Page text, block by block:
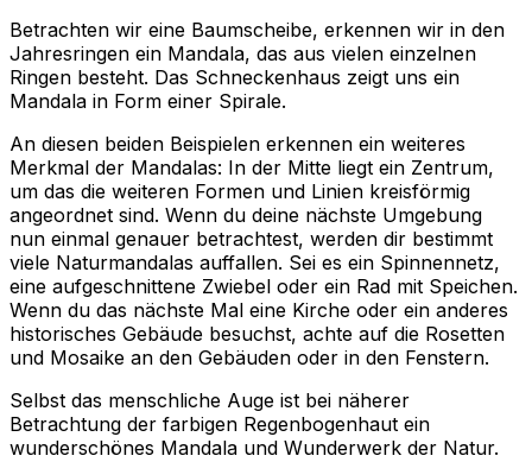
Betrachten wir eine Baumscheibe, erkennen wir in den
Jahresringen ein Mandala, das aus vielen einzelnen
Ringen besteht. Das Schneckenhaus zeigt uns ein
Mandala in Form einer Spirale.
An diesen beiden Beispielen erkennen ein weiteres
Merkmal der Mandalas: In der Mitte liegt ein Zentrum,
um das die weiteren Formen und Linien kreisförmig
angeordnet sind. Wenn du deine nächste Umgebung
nun einmal genauer betrachtest, werden dir bestimmt
viele Naturmandalas auffallen. Sei es ein Spinnennetz,
eine aufgeschnittene Zwiebel oder ein Rad mit Speichen.
Wenn du das nächste Mal eine Kirche oder ein anderes
historisches Gebäude besuchst, achte auf die Rosetten
und Mosaike an den Gebäuden oder in den Fenstern.
Selbst das menschliche Auge ist bei näherer
Betrachtung der farbigen Regenbogenhaut ein
wunderschönes Mandala und Wunderwerk der Natur.